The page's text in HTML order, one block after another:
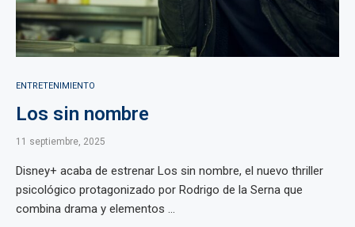
ENTRETENIMIENTO
Los sin nombre
11 septiembre, 2025
Disney+ acaba de estrenar Los sin nombre, el nuevo thriller
psicológico protagonizado por Rodrigo de la Serna que
combina drama y elementos ...